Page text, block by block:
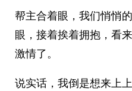
帮主合着眼，我们悄悄
眼，接着挨着拥抱，看
激情了。
说实话，我倒是想来上